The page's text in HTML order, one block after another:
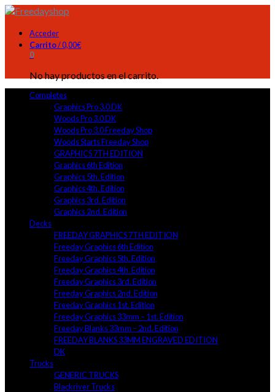
Acceder
Carrito/0,00€
0
No hay productos en el carrito.
Completes
Graphics Pro 3.0 DK
Woods Pro 3.0 DK
Woods Pro 3.0 Freeday Shop
Woods Starts Freeday Shop
GRAPHICS 7TH EDITION
Graphics 6th Edition
Graphics 5th. Edition
Graphics 4th. Edition
Graphics 3rd. Edition
Graphics 2nd. Edition
Decks
FREEDAY GRAPHICS 7TH EDITION
Freeday Graphics 6th Edition
Freeday Graphics 5th. Edition
Freeday Graphics 4th. Edition
Freeday Graphics 3rd. Edition
Freeday Graphics 2nd. Edition
Freeday Graphics 1st. Edition
Freeday Graphics 33mm – 1st. Edition
Freeday Blanks 33mm – 2nd. Edition
FREEDAY BLANKS 33MM ENGRAVED EDITION
DK
Trucks
GENERIC TRUCKS
Blackriver Trucks